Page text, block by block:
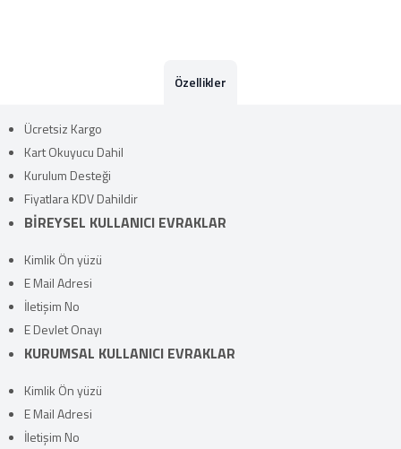
Özellikler
Ücretsiz Kargo
Kart Okuyucu Dahil
Kurulum Desteği
Fiyatlara KDV Dahildir
BİREYSEL KULLANICI EVRAKLAR
Kimlik Ön yüzü
E Mail Adresi
İletişim No
E Devlet Onayı
KURUMSAL KULLANICI EVRAKLAR
Kimlik Ön yüzü
E Mail Adresi
İletişim No